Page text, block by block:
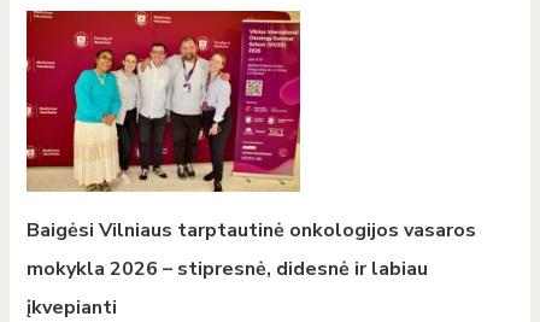
Baigėsi Vilniaus tarptautinė onkologijos vasaros
mokykla 2026 – stipresnė, didesnė ir labiau
įkvepianti